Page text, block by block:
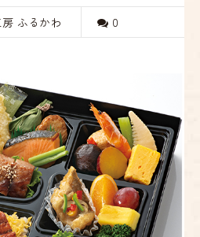
ふるかわ
0